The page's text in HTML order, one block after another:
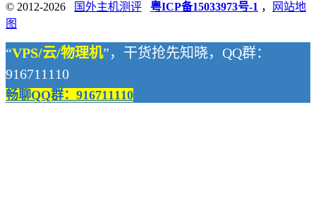
© 2012-2026 国外主机测评 粤ICP备15033973号-1 ，
网站地
图
“VPS/云/物理机”，干货抢先知晓，QQ群：
916711110
畅聊QQ群：916711110